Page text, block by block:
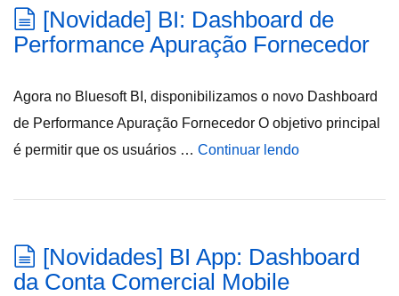
[Novidade] BI: Dashboard de
Performance Apuração Fornecedor
Agora no Bluesoft BI, disponibilizamos o novo Dashboard
de Performance Apuração Fornecedor O objetivo principal
é permitir que os usuários … Continuar lendo
[Novidades] BI App: Dashboard
da Conta Comercial Mobile